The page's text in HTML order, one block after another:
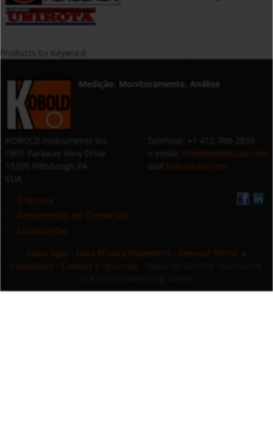
Products by Keyword
Medição, Monitoramento, Análise
info@koboldusa.com
koboldusa.com
Empresa
Ferramentas de Conversão
Localizações
Aviso legal
Data Privacy Statement
General Terms &
Conditions
Cookies e recursos